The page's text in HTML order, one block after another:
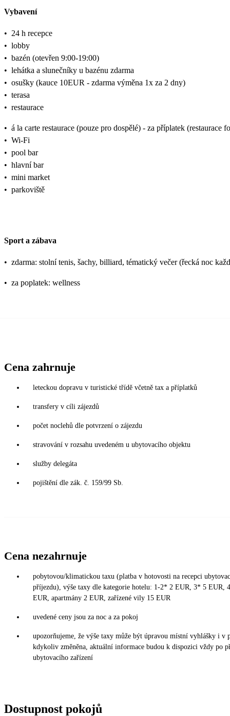
Vybavení
• 24 h recepce
• lobby
• bazén (otevřen 9:00-19:00)
• lehátka a slunečníky u bazénu zdarma
• osušky (kauce 10EUR - zdarma výměna 1x za 2 dny)
• terasa
• restaurace
• á la carte restaurace (pouze pro dospělé) - za příplatek (restaurace
• Wi-Fi
• pool bar
• hlavní bar
• mini market
• parkoviště
Sport a zábava
• zdarma: stolní tenis, šachy, billiard, tématický večer (řecká noc
• za poplatek: wellness
Cena zahrnuje
leteckou dopravu v turistické třídě včetně tax a příplatků
transfery v cíli zájezdů
počet noclehů dle potvrzení o zájezdu
stravování v rozsahu uvedeném u ubytovacího objektu
služby delegáta
pojištění dle zák. č. 159/99 Sb.
Cena nezahrnuje
pobytovou/klimatickou taxu (platba v hotovosti na recepci
příjezdu), výše taxy dle kategorie hotelu: 1-2* 2 EUR, 3* 5 EUR,
EUR, apartmány 2 EUR, zařízené vily 15 EUR
uvedené ceny jsou za noc a za pokoj
upozorňujeme, že výše taxy může být úpravou místní vyhlášky i v
kdykoliv změněna, aktuální informace budou k dispozici vždy po
ubytovacího zařízení
Dostupnost pokojů